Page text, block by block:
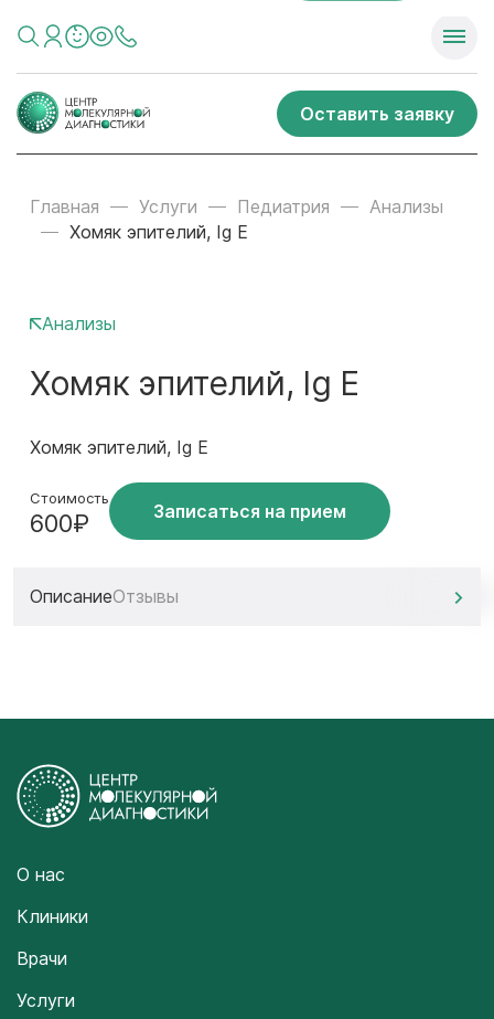
Оставить заявку
Главная Услуги Педиатрия
Анализы
Хомяк эпителий, Ig E
Анализы
Хомяк эпителий, Ig E
Хомяк эпителий, Ig E
Стоимость
600₽ Записаться на прием
ОписаниеОтзывы
О нас
Клиники
Врачи
Услуги